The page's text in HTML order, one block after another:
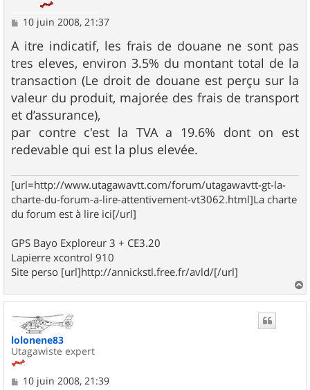
M
s
a
g
e
10 juin 2008, 21:37
A itre indicatif, les frais de douane ne sont pas
tres eleves, environ 3.5% du montant total de la
transaction (Le droit de douane est perçu sur la
valeur du produit, majorée des frais de transport
et d’assurance),
par contre c'est la TVA a 19.6% dont on est
redevable qui est la plus elevée.
[url=http://www.utagawavtt.com/forum/utagawavtt-gt-la-
charte-du-forum-a-lire-attentivement-vt3062.html]La charte
du forum est à lire ici[/url]
GPS Bayo Exploreur 3 + CE3.20
Lapierre xcontrol 910
Site perso [url]http://annickstl.free.fr/avld/[/url]
a
lolonene83
Utagawiste expert
M10 juin 2008, 21:39